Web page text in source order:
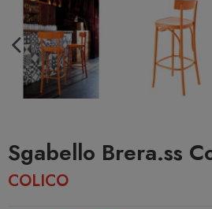
Sgabello Brera.ss
COLICO